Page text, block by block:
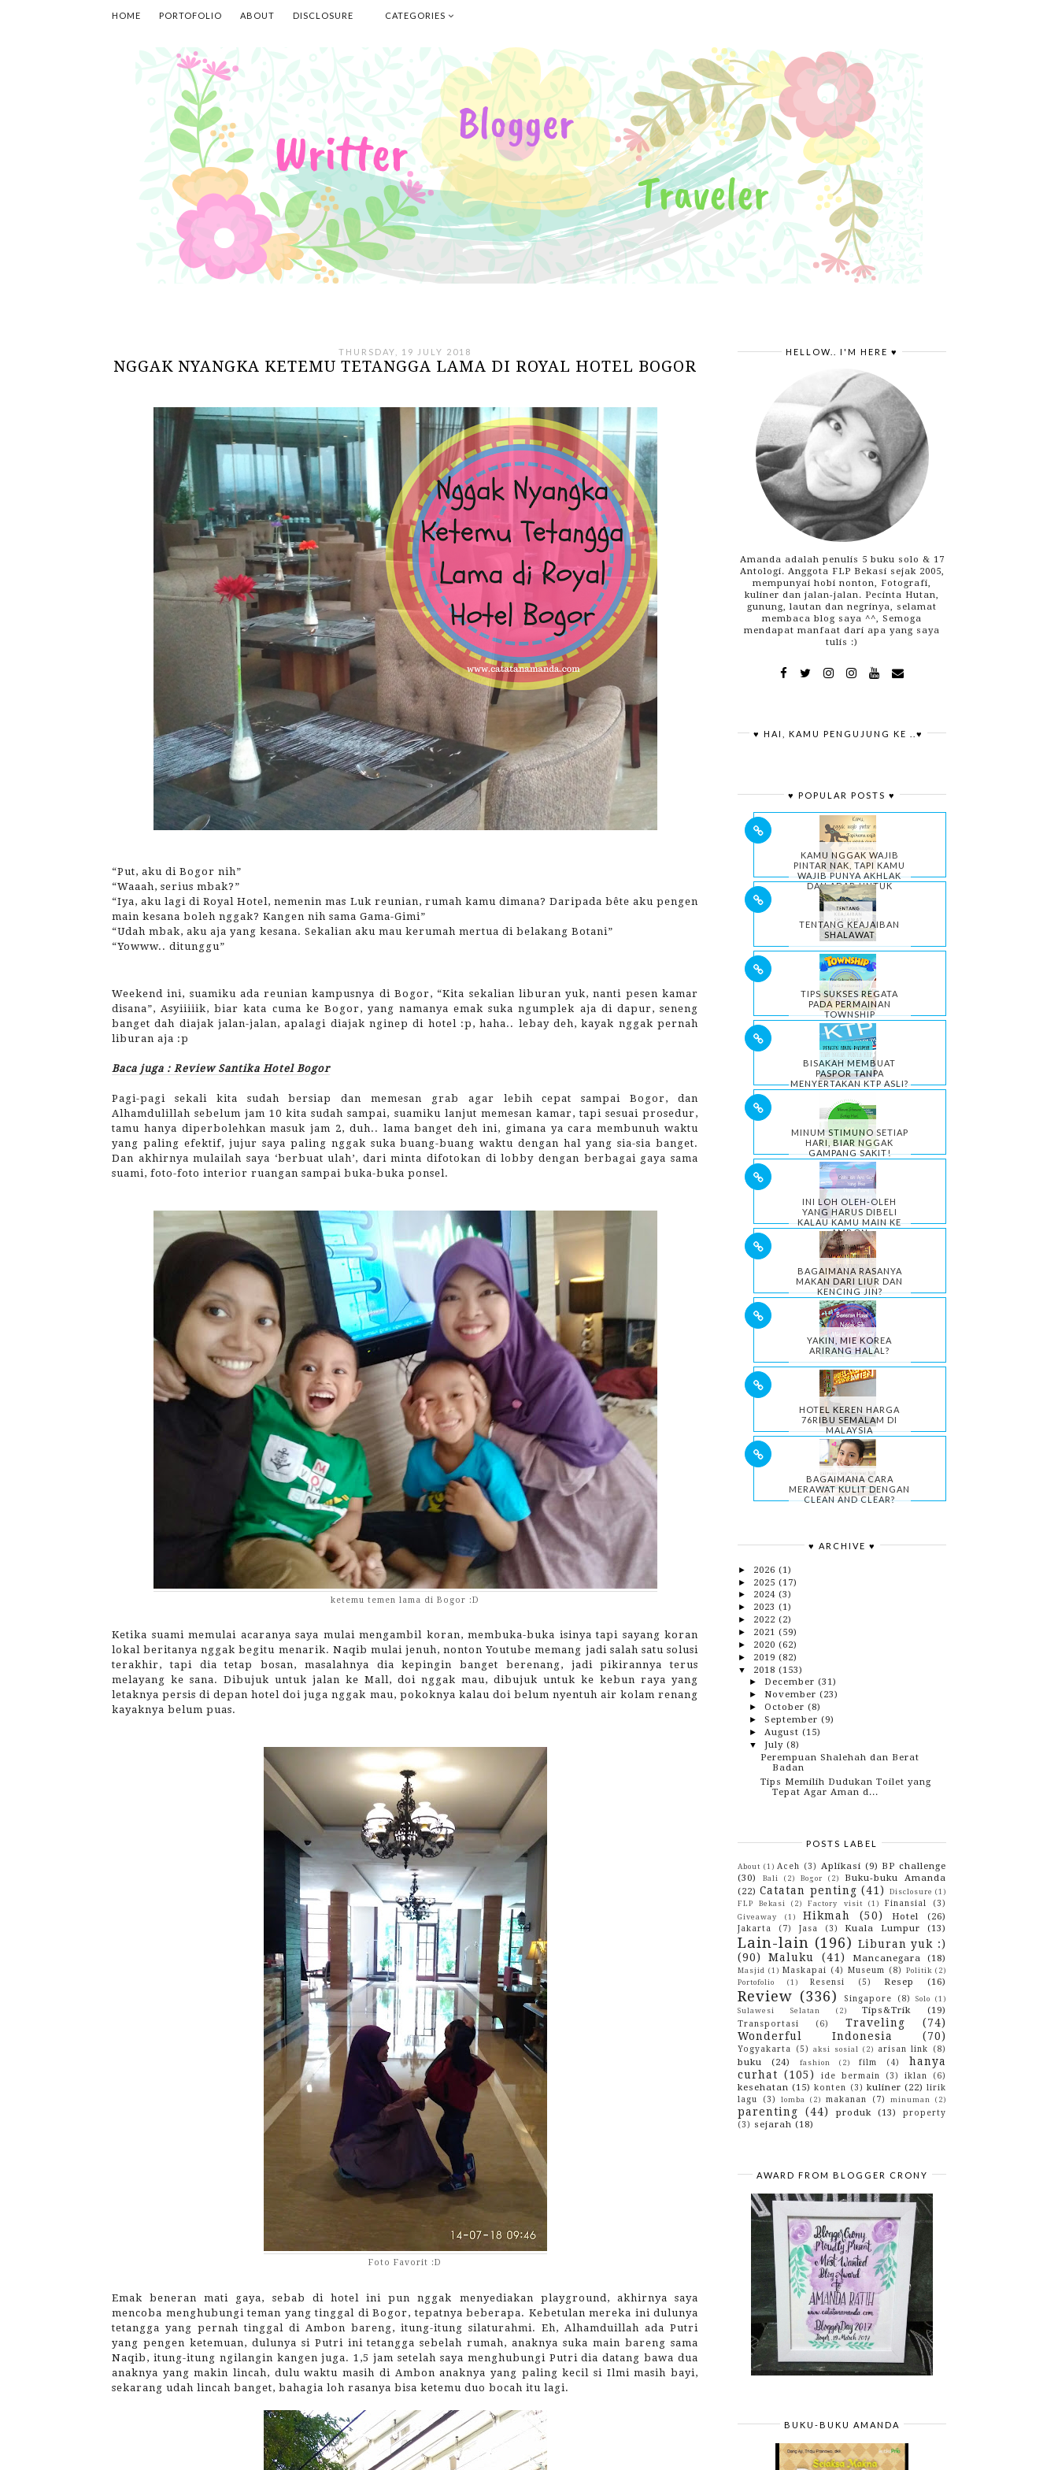
HOME PORTOFOLIO ABOUT DISCLOSURE CATEGORIES
THURSDAY, 19 JULY 2018
NGGAK NYANGKA KETEMU TETANGGA LAMA DI ROYAL HOTEL BOGOR
“Put, aku di Bogor nih”
“Waaah, serius mbak?”
“Iya, aku lagi di Royal Hotel, nemenin mas Luk reunian, rumah kamu dimana? Daripada bête aku pengen
main kesana boleh nggak? Kangen nih sama Gama-Gimi”
“Udah mbak, aku aja yang kesana. Sekalian aku mau kerumah mertua di belakang Botani”
“Yowww.. ditunggu”
Weekend ini, suamiku ada reunian kampusnya di Bogor, “Kita sekalian liburan yuk, nanti pesen kamar
disana”, Asyiiiiik, biar kata cuma ke Bogor, yang namanya emak suka ngumplek aja di dapur, seneng
banget dah diajak jalan-jalan, apalagi diajak nginep di hotel :p, haha.. lebay deh, kayak nggak pernah
liburan aja :p
Baca juga : Review Santika Hotel Bogor
Pagi-pagi sekali kita sudah bersiap dan memesan grab agar lebih cepat sampai Bogor, dan
Alhamdulillah sebelum jam 10 kita sudah sampai, suamiku lanjut memesan kamar, tapi sesuai prosedur,
tamu hanya diperbolehkan masuk jam 2, duh.. lama banget deh ini, gimana ya cara membunuh waktu
yang paling efektif, jujur saya paling nggak suka buang-buang waktu dengan hal yang sia-sia banget.
Dan akhirnya mulailah saya ‘berbuat ulah’, dari minta difotokan di lobby dengan berbagai gaya sama
suami, foto-foto interior ruangan sampai buka-buka ponsel.
ketemu temen lama di Bogor :D
Ketika suami memulai acaranya saya mulai mengambil koran, membuka-buka isinya tapi sayang koran
lokal beritanya nggak begitu menarik. Naqib mulai jenuh, nonton Youtube memang jadi salah satu solusi
terakhir, tapi dia tetap bosan, masalahnya dia kepingin banget berenang, jadi pikirannya terus
melayang ke sana. Dibujuk untuk jalan ke Mall, doi nggak mau, dibujuk untuk ke kebun raya yang
letaknya persis di depan hotel doi juga nggak mau, pokoknya kalau doi belum nyentuh air kolam renang
kayaknya belum puas.
Foto Favorit :D
Emak beneran mati gaya, sebab di hotel ini pun nggak menyediakan playground, akhirnya saya
mencoba menghubungi teman yang tinggal di Bogor, tepatnya beberapa. Kebetulan mereka ini dulunya
tetangga yang pernah tinggal di Ambon bareng, itung-itung silaturahmi. Eh, Alhamduillah ada Putri
yang pengen ketemuan, dulunya si Putri ini tetangga sebelah rumah, anaknya suka main bareng sama
Naqib, itung-itung ngilangin kangen juga. 1,5 jam setelah saya menghubungi Putri dia datang bawa dua
anaknya yang makin lincah, dulu waktu masih di Ambon anaknya yang paling kecil si Ilmi masih bayi,
sekarang udah lincah banget, bahagia loh rasanya bisa ketemu duo bocah itu lagi.
HELLOW.. I'M HERE ♥
Amanda adalah penulis 5 buku solo & 17
Antologi. Anggota FLP Bekasi sejak 2005,
mempunyai hobi nonton, Fotografi,
kuliner dan jalan-jalan. Pecinta Hutan,
gunung, lautan dan negrinya, selamat
membaca blog saya ^^, Semoga
mendapat manfaat dari apa yang saya
tulis :)
♥ HAI, KAMU PENGUJUNG KE ..♥
♥ POPULAR POSTS ♥
KAMU NGGAK WAJIB
PINTAR NAK, TAPI KAMU
WAJIB PUNYA AKHLAK
DAN ADAB UNTUK
HIDUPMU.
TENTANG KEAJAIBAN
SHALAWAT
TIPS SUKSES REGATA
PADA PERMAINAN
TOWNSHIP
BISAKAH MEMBUAT
PASPOR TANPA
MENYERTAKAN KTP ASLI?
MINUM STIMUNO SETIAP
HARI, BIAR NGGAK
GAMPANG SAKIT!
INI LOH OLEH-OLEH
YANG HARUS DIBELI
KALAU KAMU MAIN KE
AMBON
BAGAIMANA RASANYA
MAKAN DARI LIUR DAN
KENCING JIN?
YAKIN, MIE KOREA
ARIRANG HALAL?
HOTEL KEREN HARGA
76RIBU SEMALAM DI
MALAYSIA
BAGAIMANA CARA
MERAWAT KULIT DENGAN
CLEAN AND CLEAR?
♥ ARCHIVE ♥
► 2026 (1)
► 2025 (17)
► 2024 (3)
► 2023 (1)
► 2022 (2)
► 2021 (59)
► 2020 (62)
► 2019 (82)
▼ 2018 (153)
► December (31)
► November (23)
► October (8)
► September (9)
► August (15)
▼ July (8)
Perempuan Shalehah dan Berat
Badan
Tips Memilih Dudukan Toilet yang
Tepat Agar Aman d...
Mitos Tentang Kart...
Gengs! Please, Biasakan Nabung
Koleksi Sepatu Menggunung? Ini
Tempat Jual Rak Sep...
Harga Mahal, Toyota CHR Sekedar
Menjadi Angan-anga...
► June (5)
►May(12)
► April(12)
►March(10)
►February(10)
► January(10)
►2017 (114)
►2016(142)
►2015(10)
►2014(4)
►2013(3)
►2012 (29)
► 2010(42)
►2009 (43)
POSTS LABEL
About (1) Aceh (3) Aplikasi (9) BP challenge
(30)
Bali (2) Bogor (2)
Buku-buku Amanda
(22) Catatan penting (41) Disclosure (1)
FLP Bekasi
(2) Factory visit (1) Finansial (3)
Giveaway (1) Hikmah (50) Hotel (26)
Jakarta (7) Jasa (3) Kuala Lumpur (13)
Lain-lain (196) Liburan yuk :)
(90)
Maluku (41) Mancanegara (18)
Masjid (1) Maskapai (4) Museum (8) Politik (2)
Portofolio
(1) Resensi (5) Resep (16)
Review (336) Singapore (8) Solo
(1)
Sulawesi Selatan
(2) Tips&Trik (19)
Transportasi (6) Traveling
(74)
Wonderful Indonesia
(70)
Yogyakarta (5) aksi sosial (2) arisan link (8)
buku (24) fashion (2) film (4)
hanya
curhat (105) ide bermain (3) iklan (6)
kesehatan (15) konten (3) kuliner (22) lirik
lagu
(3) lomba (2) makanan (7) minuman (2)
parenting (44) produk (13)
property
(3) sejarah (18)
AWARD FROM BLOGGER CRONY
BUKU-BUKU AMANDA